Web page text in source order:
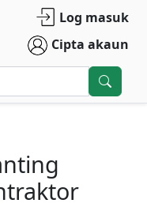
Log masuk
Cipta akaun